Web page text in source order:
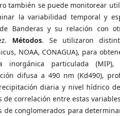
también se puede monitorear
la variabilidad temporal y
Banderas y su relación con
Métodos. Se utilizaron
NOAA, CONAGUA), para
inorgánica particulada
difusa a 490 nm (Kd490),
diaria y nivel hídrico
de correlación entre estas
de conglomerados para